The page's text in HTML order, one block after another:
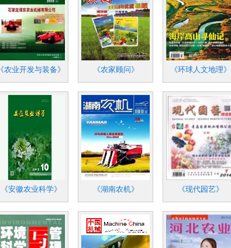
《农业开发与装备》 《农家顾问》 《环球人文地理》
《安徽农业科学》 《湖南农机》 《现代园艺》